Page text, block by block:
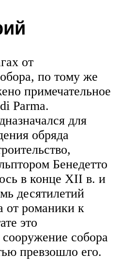
от
по тому же
примечательное
Parma.
для
обряда
Бенедетто
в конце XII в. и
десятилетий
от романики к
это
собора
превзошло его.